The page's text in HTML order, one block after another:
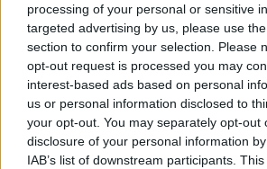
processing of your personal or sensitive
targeted advertising by us, please use
section to confirm your selection. Please
opt-out request is processed you may
interest-based ads based on personal
us or personal information disclosed to
your opt-out. You may separately opt-out
disclosure of your personal information
IAB’s list of downstream participants.